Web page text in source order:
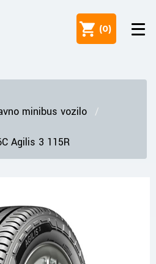
(0)
minibus vozilo
Agilis 3 115R